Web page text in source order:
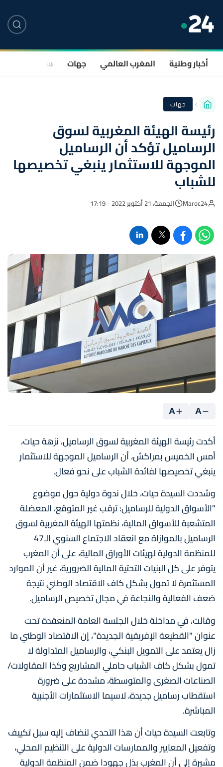
أخبار وطنية المغرب العالمي جهات سياسة
جهات
رئيسة الهيئة المغربية لسوق
الرساميل تؤكد أن الرساميل
الموجهة للاستثمار ينبغي تخصيصها
للشباب
Maroc24 الجمعة، 21 أكتوبر 2022 - 17:19
A
A
أكدت رئيسة الهيئة المغربية لسوق الرساميل، نزهة حيات،
أمس الخميس بمراكش، أن الرساميل الموجهة للاستثمار
ينبغي تخصيصها لفائدة الشباب على نحو فعال.
وشددت السيدة حيات، خلال ندوة دولية حول موضوع
"الأسواق الدولية للرساميل: ترقب غير المتوقع، المعضلة
المتشعبة للأسواق المالية، نظمتها الهيئة المغربية لسوق
الرساميل بالموازاة مع انعقاد الاجتماع السنوي الـ47
للمنظمة الدولية لهيئات الأوراق المالية، على أن المغرب
يتوفر على كل البنيات التحتية المالية الضرورية، غير أن الموارد
المستثمرة لا تمول بشكل كاف الاقتصاد الوطني نتيجة
ضعف الفعالية والنجاعة في مجال تخصيص الرساميل.
وقالت، في مداخلة خلال الجلسة العامة المنعقدة تحت
عنوان "القطيعة الإفريقية الجديدة"، إن الاقتصاد الوطني ما
زال يعتمد على التمويل البنكي، والرساميل المتداولة لا
تمول بشكل كاف الشباب حاملي المشاريع وكذا المقاولات/
الصناعات الصغرى والمتوسطة، مشددة على ضرورة
استقطاب رساميل جديدة، لاسيما الاستثمارات الأجنبية
المباشرة.
وتابعت السيدة حيات أن هذا التحدي تنضاف إليه سبل تكييف
وتفعيل المعايير والممارسات الدولية على التنظيم المحلي،
مشيرة إلى أن المغرب بذل جهودا ضمن المنظمة الدولية